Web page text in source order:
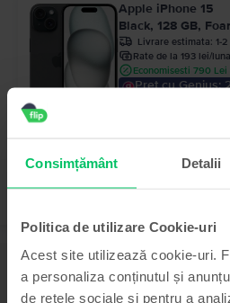
Consimțământ Detalii
Politica de utilizare Cookie-uri
Acest site utilizează cookie-uri.
a personaliza conținutul și
de rețele sociale și pentru a
Apple iPhone 15
Black, 128 GB,
Livrare estimata: 1-
Rate de la 193 lei/luna
Economisesti 790 Lei
Pret cu Genius:
Telefon mobil Apple iPhone 17 Pro Max,